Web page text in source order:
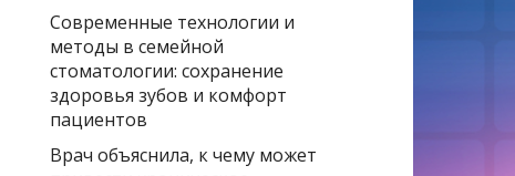
Современные технологии и
методы в семейной
стоматологии: сохранение
здоровья зубов и комфорт
пациентов
Врач объяснила, к чему может